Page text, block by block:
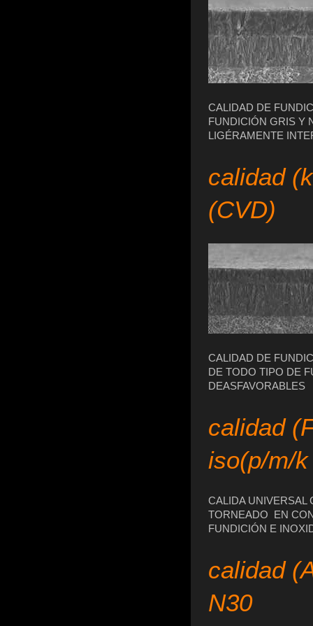
CALIDAD DE
FUNDICIÓN GRIS Y
LIGÉRAMENTE
calidad
(CVD)
CALIDAD DE
DE TODO TIPO DE
DEASFAVORABLES
calidad
iso(p/m/
CALIDA UNIVERSAL
TORNEADO EN
FUNDICIÓN E
calidad
N30